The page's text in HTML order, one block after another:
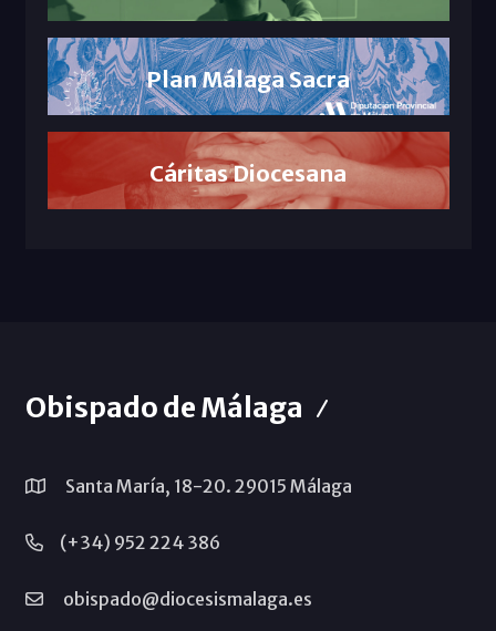
Plan Málaga Sacra
Cáritas Diocesana
Obispado de Málaga
Santa María, 18-20. 29015 Málaga
(+34) 952 224 386
obispado@diocesismalaga.es